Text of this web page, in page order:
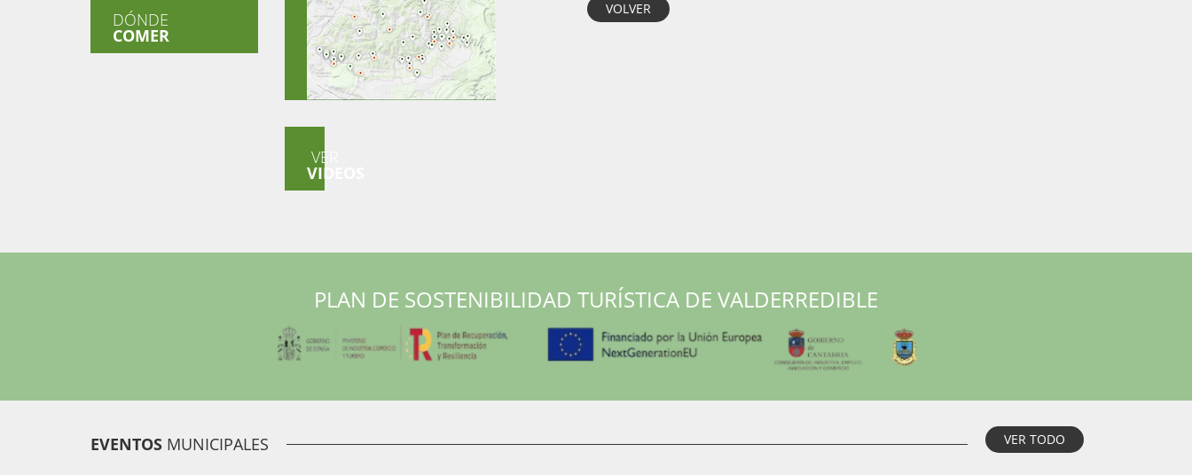
VOLVER
DÓNDE
COMER
VER
VIDEOS
PLAN DE SOSTENIBILIDAD TURÍSTICA DE VALDERREDIBLE
EVENTOS MUNICIPALES VER TODO